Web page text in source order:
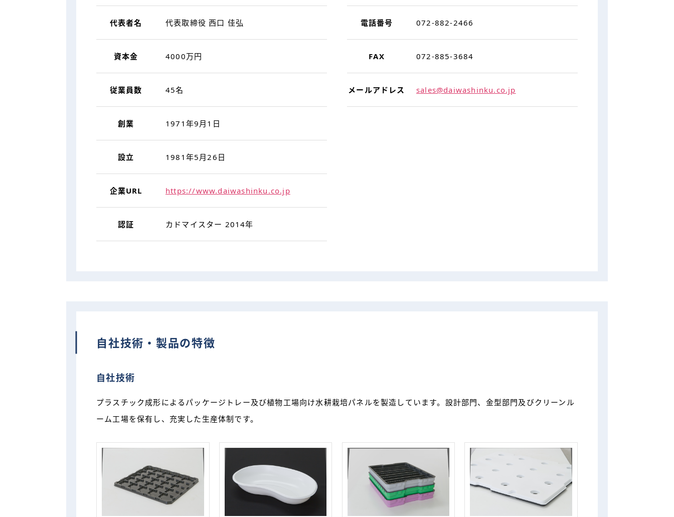
代表者名 代表取締役 西口 佳弘
資本金 4000万円
従業員数 45名
創業 1971年9月1日
設立 1981年5月26日
企業URL https://www.daiwashinku.co.jp
認証 カドマイスター 2014年
電話番号 072-882-2466
FAX 072-885-3684
メールアドレス sales@daiwashinku.co.jp
自社技術・製品の特徴
自社技術
プラスチック成形によるパッケージトレー及び植物工場向け水耕栽培パネルを製造しています。設計部門、金型部門及びクリーンル
ーム工場を保有し、充実した生産体制です。